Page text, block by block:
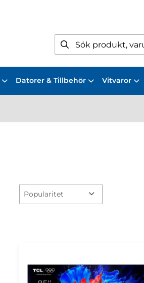
Datorer & Tillbehör Vitvaror